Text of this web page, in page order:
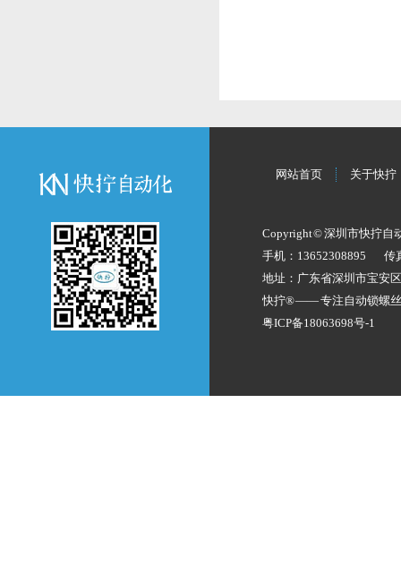
网站首页 关于快拧
Copyright © 深圳市快拧自
手机：13652308895
传
地址：广东省深圳市宝安
快拧® —— 专注自动锁螺
粤ICP备18063698号-1